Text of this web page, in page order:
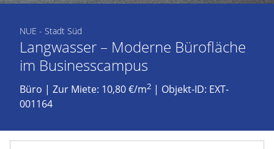
NUE - Stadt Süd
Langwasser – Moderne Bürofläche
im Businesscampus
Büro | Zur Miete: 10,80 €/m2 | Objekt-ID: EXT-
001164